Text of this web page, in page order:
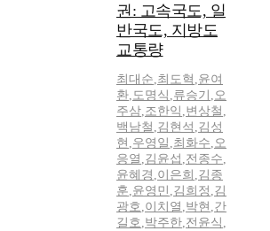
권: 고속국도, 일
반국도, 지방도
교통량
최대순,최도혁 ,윤여
환,도명식 ,류승기 ,오
주삼,조한익 ,변상철 ,
백남철 ,김현석 ,김성
현 ,우영일 ,최화수,오
응열 ,김윤섭 ,전종수,
윤혜경 ,이은희 ,김종
훈,윤영민 ,김희정 ,김
광호,이치열 ,박현 ,간
길호,박주한,전윤식 ,